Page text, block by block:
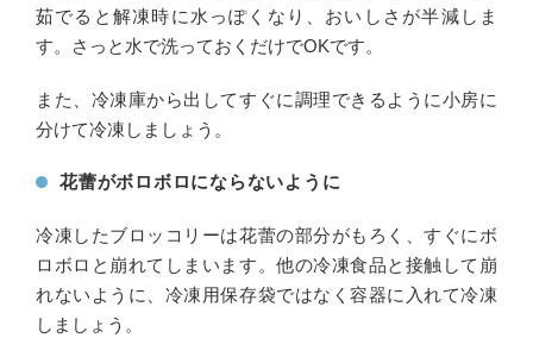
茹でると解凍時に水っぽくなり、おいしさが半減しま
す。さっと水で洗っておくだけでOKです。
また、冷凍庫から出してすぐに調理できるように小房に
分けて冷凍しましょう。
花蕾がボロボロにならないように
冷凍したブロッコリーは花蕾の部分がもろく、すぐにボ
ロボロと崩れてしまいます。他の冷凍食品と接触して崩
れないように、冷凍用保存袋ではなく容器に入れて冷凍
しましょう。